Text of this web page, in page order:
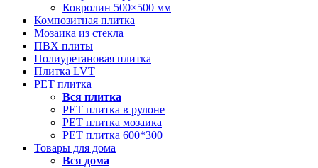
Ковролин 500×500 мм
Композитная плитка
Мозаика из стекла
ПВХ плиты
Полиуретановая плитка
Плитка LVT
РЕТ плитка
Вся плитка
РЕТ плитка в рулоне
РЕТ плитка мозаика
РЕТ плитка 600*300
Товары для дома
Вся дома